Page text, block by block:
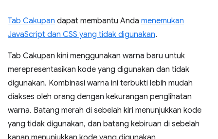
Tab Cakupan dapat membantu Anda menemukan
JavaScript dan CSS yang tidak digunakan.
Tab Cakupan kini menggunakan warna baru untuk
merepresentasikan kode yang digunakan dan tidak
digunakan. Kombinasi warna ini terbukti lebih mudah
diakses oleh orang dengan kekurangan penglihatan
warna. Batang merah di sebelah kiri menunjukkan kode
yang tidak digunakan, dan batang kebiruan di sebelah